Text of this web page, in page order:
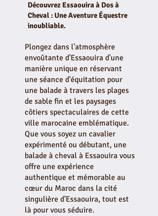
Découvrez Essaouira à Dos à
Cheval : Une Aventure Équestre
inoubliable.
Plongez dans l'atmosphère
envoûtante d'Essaouira d'une
manière unique en réservant
une séance d'équitation pour
une balade à travers les plages
de sable fin et les paysages
côtiers spectaculaires de cette
ville marocaine emblématique.
Que vous soyez un cavalier
expérimenté ou débutant, une
balade à cheval à Essaouira vous
offre une expérience
authentique et mémorable au
cœur du Maroc dans la cité
singulière d'Essaouira, tout est
là pour vous séduire.